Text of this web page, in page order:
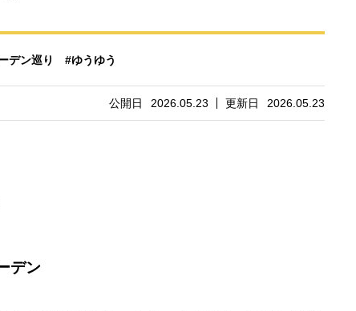
デン巡り #ゆうゆう
公開日 2026.05.23 更新日 2026.05.23
デン